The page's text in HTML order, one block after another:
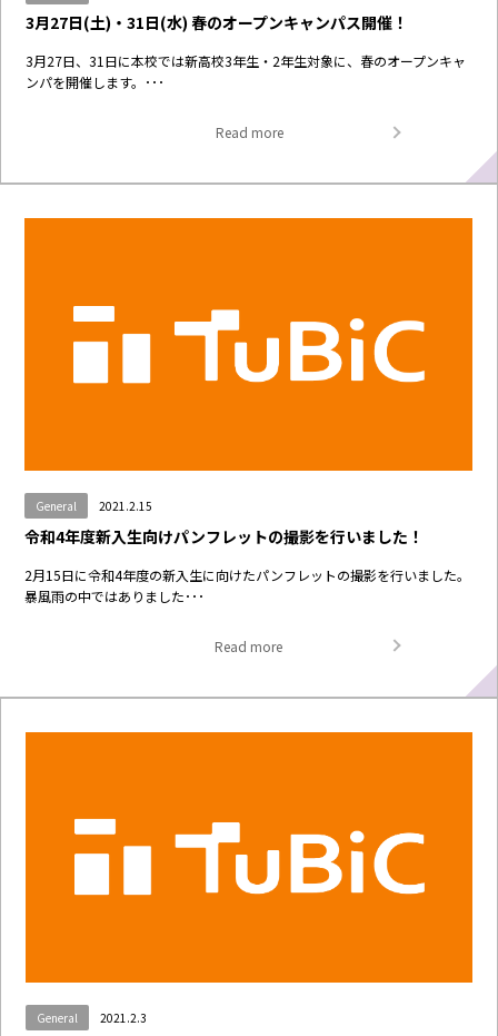
3月27日(土)・31日(水) 春のオープンキャンパス開催！
3月27日、31日に本校では新高校3年生・2年生対象に、春のオープンキャ
ンパを開催します。･･･
Read more
General 2021.2.15
令和4年度新入生向けパンフレットの撮影を行いました！
2月15日に令和4年度の新入生に向けたパンフレットの撮影を行いました。
暴風雨の中ではありました･･･
Read more
General 2021.2.3